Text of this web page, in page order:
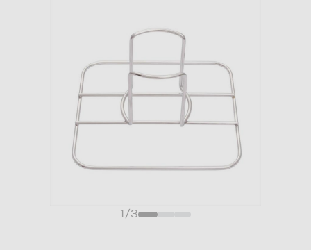
1/3